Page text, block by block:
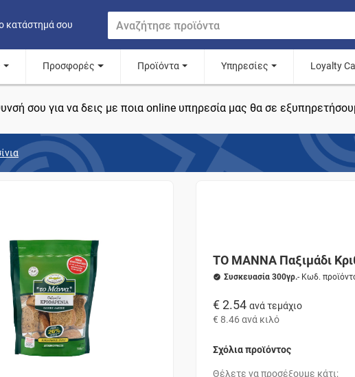
κατάστημά σου
Προσφορές Προϊόντα Υπηρεσίες Loyalty
σου για να δεις με ποια online υπηρεσία μας θα σε
ΤΟ ΜΑΝΝΑ Παξιμάδι
Συσκευασία 300γρ.- Κωδ.
€ 2.54 ανά τεμάχιο
€ 8.46 ανά κιλό
Σχόλια προϊόντος